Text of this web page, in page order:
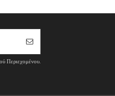
Περιεχομένου.